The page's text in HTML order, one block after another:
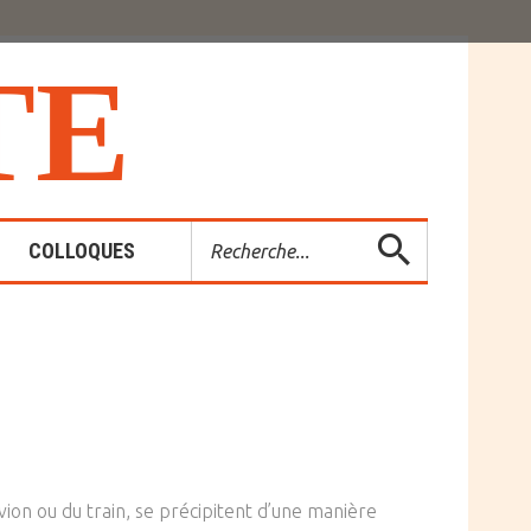
E
COLLOQUES
Rechercher
ou du train, se précipitent d’une manière